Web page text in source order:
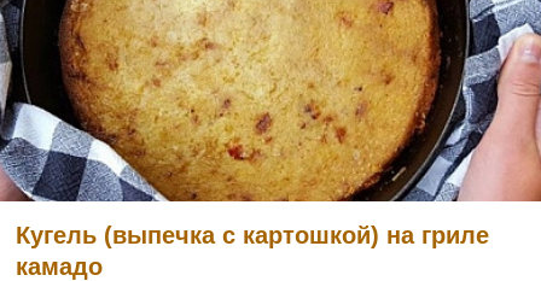
Кугель (выпечка с картошкой) на гриле
камадо